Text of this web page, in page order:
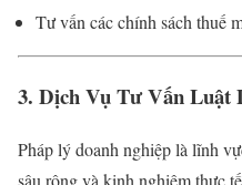
Tư vấn các chính sách thuế
3. Dịch Vụ Tư Vấn Luật
Pháp lý doanh nghiệp là lĩnh
sâu rộng và kinh nghiệm thực